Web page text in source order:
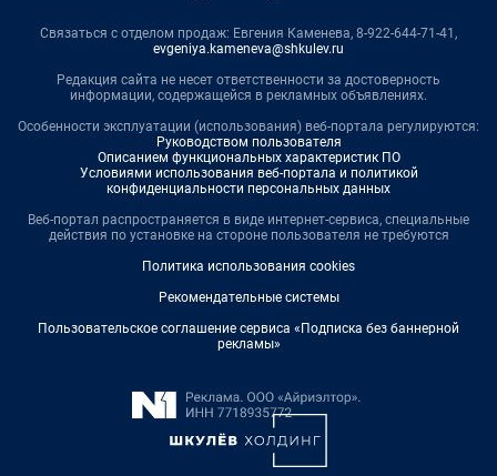
Связаться с отделом продаж: Евгения Каменева, 8-922-644-71-41,
evgeniya.kameneva@shkulev.ru
Редакция сайта не несет ответственности за достоверность
информации, содержащейся в рекламных объявлениях.
Особенности эксплуатации (использования) веб-портала регулируются:
Руководством пользователя
Описанием функциональных характеристик ПО
Условиями использования веб-портала и политикой
конфиденциальности персональных данных
Веб-портал распространяется в виде интернет-сервиса, специальные
действия по установке на стороне пользователя не требуются
Политика использования cookies
Рекомендательные системы
Пользовательское соглашение сервиса «Подписка без баннерной
рекламы»